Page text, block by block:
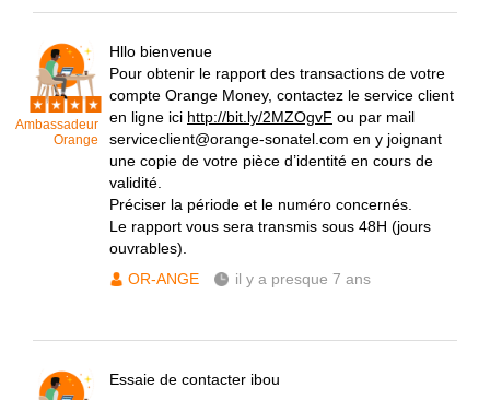
Ambassadeur
Orange
Hllo bienvenue
Pour obtenir le rapport des transactions de votre
compte Orange Money, contactez le service client
en ligne ici http://bit.ly/2MZOgvF ou par mail
serviceclient@orange-sonatel.com en y joignant
une copie de votre pièce d’identité en cours de
validité.
Préciser la période et le numéro concernés.
Le rapport vous sera transmis sous 48H (jours
ouvrables).
OR-ANGE
il y a presque 7 ans
Essaie de contacter ibou